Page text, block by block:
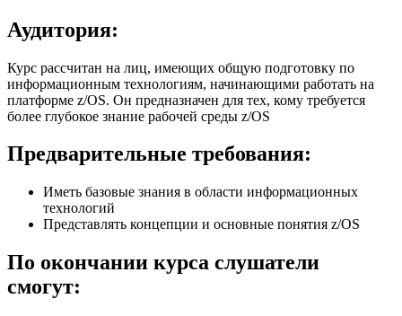
Аудитория:
Курс рассчитан на лиц, имеющих общую подготовку по
информационным технологиям, начинающими работать на
платформе z/OS. Он предназначен для тех, кому требуется
более глубокое знание рабочей среды z/OS
Предварительные требования:
Иметь базовые знания в области информационных
технологий
Представлять концепции и основные понятия z/OS
По окончании курса слушатели
смогут: